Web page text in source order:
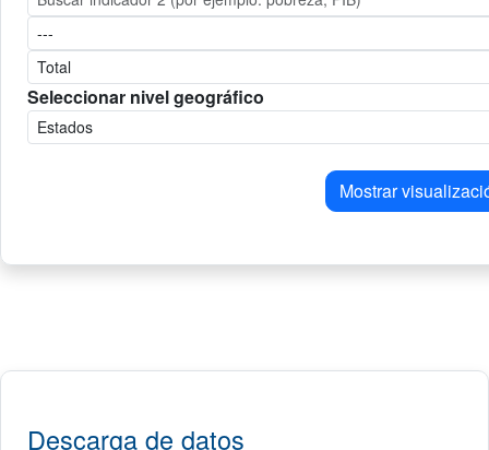
Seleccionar nivel geográfico
Mostrar
Descarga de datos